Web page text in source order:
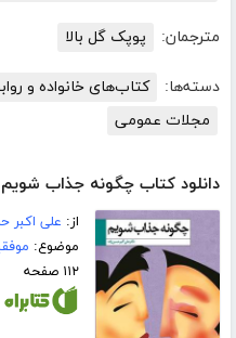
مترجمان: پوپک گل بالا
دسته‌ها: کتاب‌های خانواده و
مجلات عمومی
دانلود کتاب چگونه جذاب شویم
از: علی اکبر
موضوع:
۱۱۲ صفحه